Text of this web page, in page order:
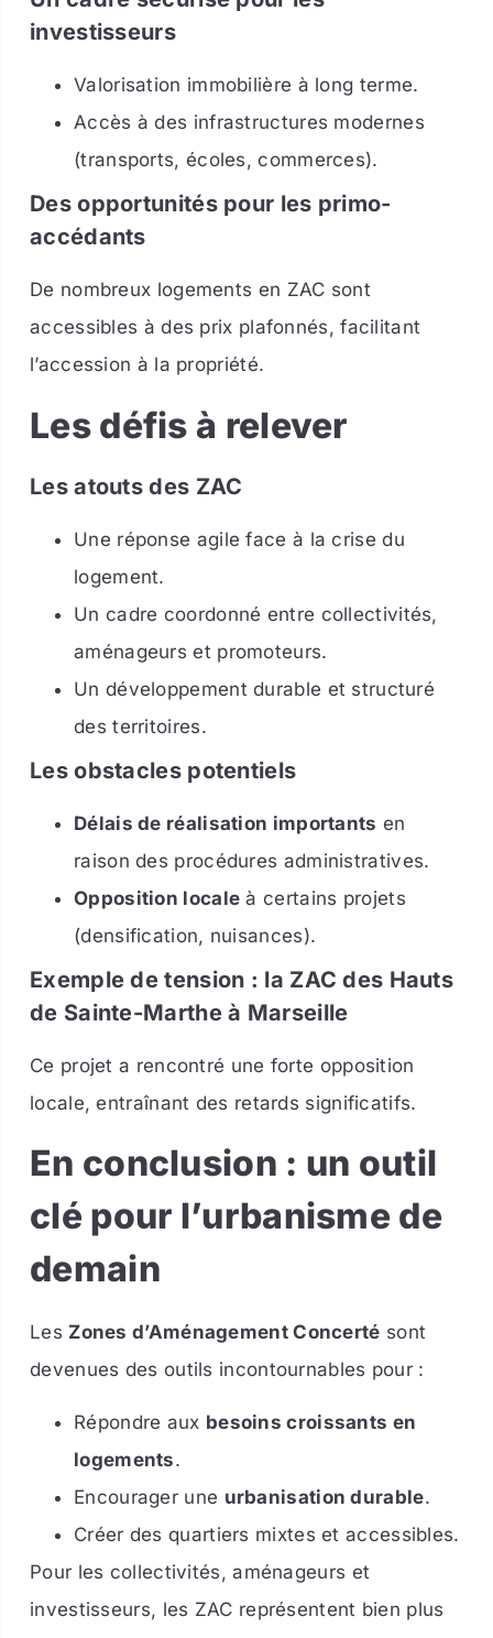
investisseurs
Valorisation immobilière à long terme.
Accès à des infrastructures modernes
(transports, écoles, commerces).
Des opportunités pour les primo-
accédants
De nombreux logements en ZAC sont
accessibles à des prix plafonnés, facilitant
l’accession à la propriété.
Les défis à relever
Les atouts des ZAC
Une réponse agile face à la crise du
logement.
Un cadre coordonné entre collectivités,
aménageurs et promoteurs.
Un développement durable et structuré
des territoires.
Les obstacles potentiels
Délais de réalisation importants en
raison des procédures administratives.
Opposition locale à certains projets
(densification, nuisances).
Exemple de tension : la ZAC des Hauts
de Sainte-Marthe à Marseille
Ce projet a rencontré une forte opposition
locale, entraînant des retards significatifs.
En conclusion : un outil
clé pour l’urbanisme de
demain
Les Zones d’Aménagement Concerté sont
devenues des outils incontournables pour :
Répondre aux besoins croissants en
logements.
Encourager une urbanisation durable.
Créer des quartiers mixtes et accessibles.
Pour les collectivités, aménageurs et
investisseurs, les ZAC représentent bien plus